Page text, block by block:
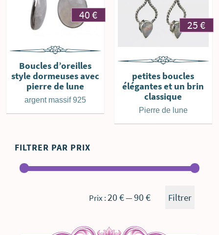
40€
Boucles d’oreilles
style dormeuses avec
pierre de lune
argent massif 925
25€
petites boucles
élégantes et un brin
classique
Pierre de lune
FILTRER PAR PRIX
Filtrer
Prix :20 €—90 €